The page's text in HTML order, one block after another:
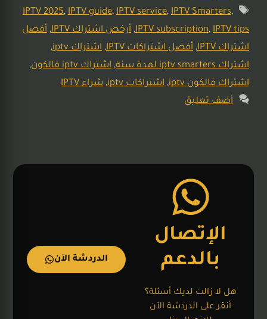
IPTV 2025,IPTV guide,IPTV service,IPTV Smarters,
IPTV subscription, IPTV tips
, أرخص اشتراك IPTV , أفضل
اشتراك IPTV
, أفضل اشتراكات IPTV , اشتراك iptv
,
اشتراك iptv smarters لمدة سنة
, اشتراك iptv فالكون
,
اشتراك فالكون iptv
, اشتراكات iptv , شراء IPTV
أضف تعليق
الإتصال
بالدعم
هل لا زالت لديك أسئلة؟
أنقر على الدردشة الآن
الدردشة الآن